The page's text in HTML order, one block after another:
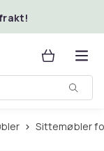
Sittemøbler